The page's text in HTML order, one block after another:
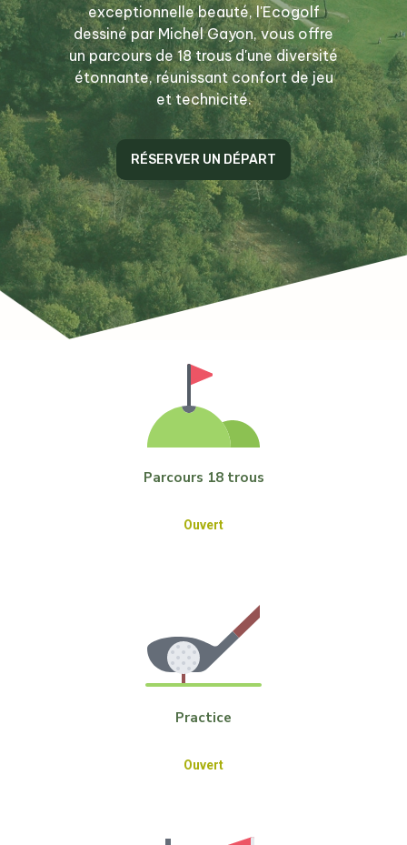
exceptionnelle beauté, l'Ecogolf
dessiné par Michel Gayon, vous offre
un parcours de 18 trous d'une diversité
étonnante, réunissant confort de jeu
et technicité.
RÉSERVER UN DÉPART
Parcours 18 trous
Ouvert
Practice
Ouvert